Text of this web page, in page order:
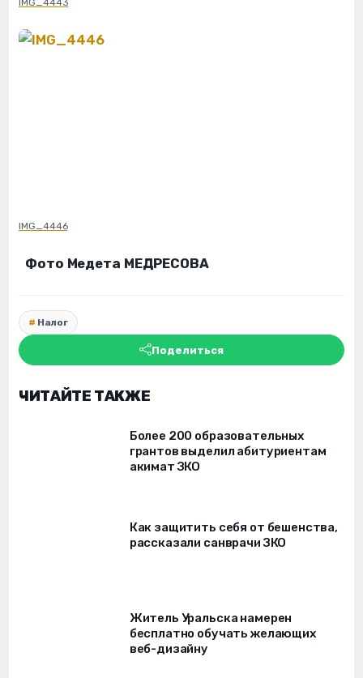
IMG_4443
IMG_4446
Фото Медета МЕДРЕСОВА
Налог
Поделиться
ЧИТАЙТЕ ТАКЖЕ
Более 200 образовательных
грантов выделил абитуриентам
акимат ЗКО
Как защитить себя от бешенства,
рассказали санврачи ЗКО
Житель Уральска намерен
бесплатно обучать желающих
веб-дизайну